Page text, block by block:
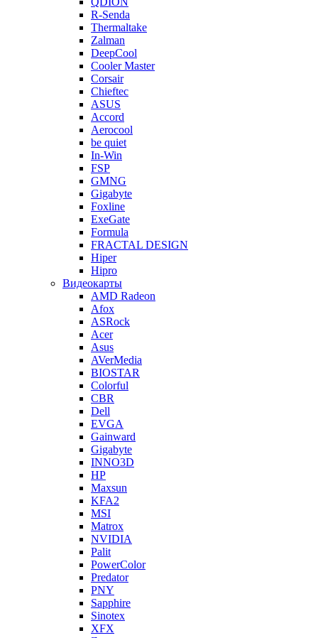
R-Senda
Thermaltake
Zalman
DeepCool
Cooler Master
Corsair
Chieftec
ASUS
Accord
Aerocool
be quiet
In-Win
FSP
GMNG
Gigabyte
Foxline
ExeGate
Formula
FRACTAL DESIGN
Hiper
Hipro
Видеокарты
AMD Radeon
Afox
ASRock
Acer
Asus
AVerMedia
BIOSTAR
Colorful
CBR
Dell
EVGA
Gainward
Gigabyte
INNO3D
HP
Maxsun
KFA2
MSI
Matrox
NVIDIA
Palit
PowerColor
Predator
PNY
Sapphire
Sinotex
XFX